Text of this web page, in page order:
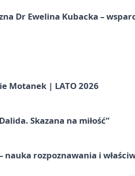
Dr Ewelina Kubacka –
Motanek | LATO 2026
Skazana na miłość”
nauka rozpoznawania i